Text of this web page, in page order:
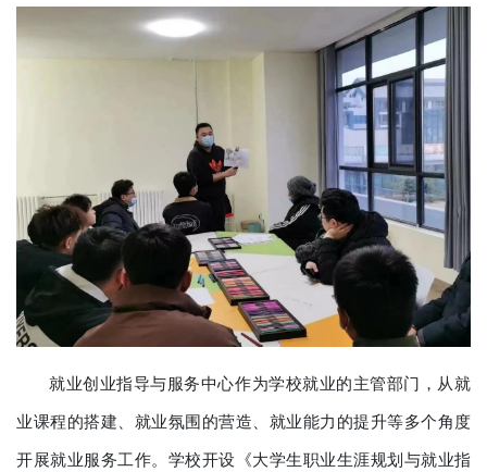
就业创业指导与服务中心作为学校就业的主管部门，从就
业课程的搭建、就业氛围的营造、就业能力的提升等多个角度
开展就业服务工作。学校开设《大学生职业生涯规划与就业指